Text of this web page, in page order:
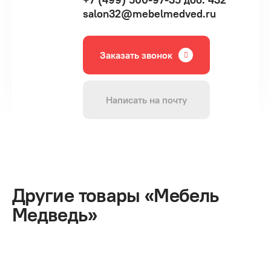
salon32@mebelmedved.ru
Заказать звонок
Написать на почту
Другие товары «Мебель
Медведь»